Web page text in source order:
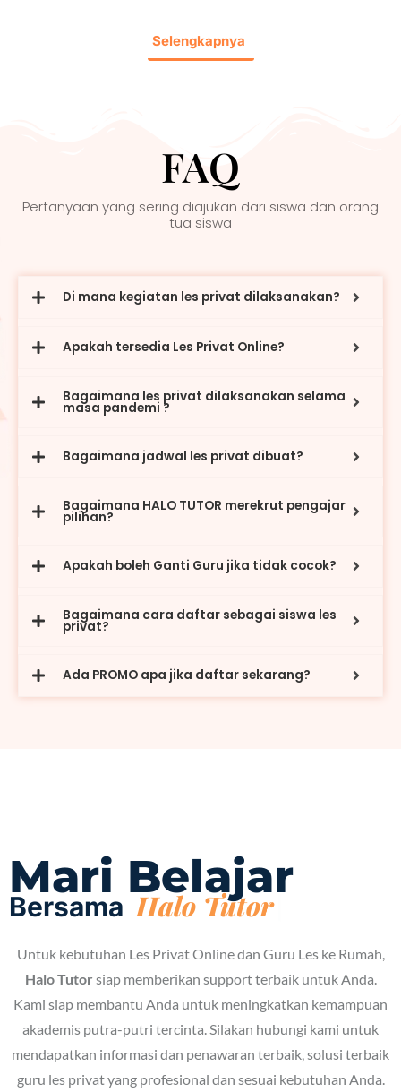
Selengkapnya
FAQ
Pertanyaan yang sering diajukan dari siswa dan orang
tua siswa
Di mana kegiatan les privat dilaksanakan?
Apakah tersedia Les Privat Online?
Bagaimana les privat dilaksanakan selama
masa pandemi ?
Bagaimana jadwal les privat dibuat?
Bagaimana HALO TUTOR merekrut pengajar
pilihan?
Apakah boleh Ganti Guru jika tidak cocok?
Bagaimana cara daftar sebagai siswa les
privat?
Ada PROMO apa jika daftar sekarang?
Mari Belajar
Bersama
Untuk kebutuhan Les Privat Online dan Guru Les ke Rumah,
Halo Tutor siap memberikan support terbaik untuk Anda.
Kami siap membantu Anda untuk meningkatkan kemampuan
akademis putra-putri tercinta. Silakan hubungi kami untuk
mendapatkan informasi dan penawaran terbaik, solusi terbaik
guru les privat yang profesional dan sesuai kebutuhan Anda.